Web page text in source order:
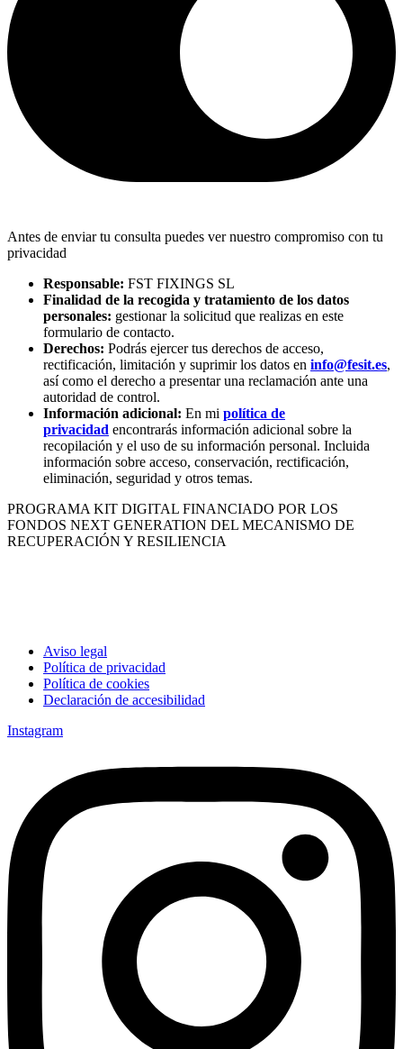
Antes de enviar tu consulta puedes ver nuestro compromiso con tu
privacidad
Responsable: FST FIXINGS SL
Finalidad de la recogida y tratamiento de los datos
personales: gestionar la solicitud que realizas en este
formulario de contacto.
Derechos: Podrás ejercer tus derechos de acceso,
rectificación, limitación y suprimir los datos en info@fesit.es,
así como el derecho a presentar una reclamación ante una
autoridad de control.
Información adicional: En mi política de
privacidad encontrarás información adicional sobre la
recopilación y el uso de su información personal. Incluida
información sobre acceso, conservación, rectificación,
eliminación, seguridad y otros temas.
PROGRAMA KIT DIGITAL FINANCIADO POR LOS
FONDOS NEXT GENERATION DEL MECANISMO DE
RECUPERACIÓN Y RESILIENCIA
Aviso legal
Política de privacidad
Política de cookies
Declaración de accesibilidad
Instagram